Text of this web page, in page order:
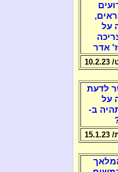
על
אדר
לדעת
על
ב-